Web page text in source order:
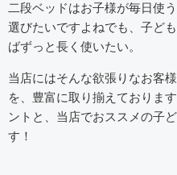
二段ベッドはお子様が毎日使
選びたいですよねでも、子ど
ばずっと長く使いたい。
当店にはそんな欲張りなお客
を、豊富に取り揃えておりま
ントと、当店でおススメの子
す！